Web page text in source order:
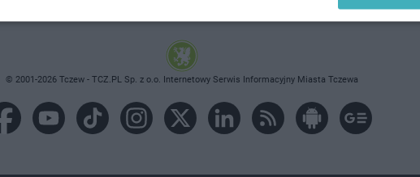
© 2001-2026 Tczew - TCZ.PL Sp. z o.o. Internetowy Serwis Informacyjny Miasta Tczewa